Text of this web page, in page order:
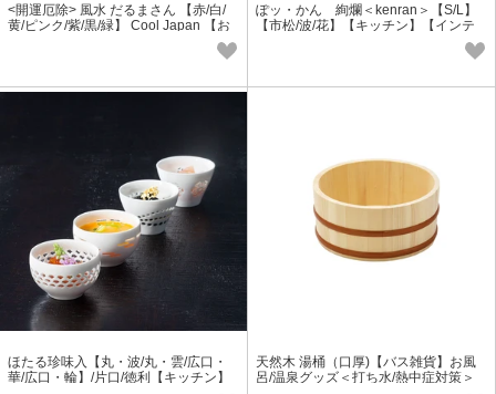
<開運厄除> 風水 だるまさん 【赤/白/
黄/ピンク/紫/黒/緑】 Cool Japan 【お
ぽッ・かん 絢爛＜kenran＞【S/L】
【市松/波/花】【キッチン】【インテ
ほたる珍味入【丸・波/丸・雲/広口・
華/広口・輪】/片口/徳利【キッチン】
天然木 湯桶（口厚)【バス雑貨】お風
呂/温泉グッズ＜打ち水/熱中症対策＞